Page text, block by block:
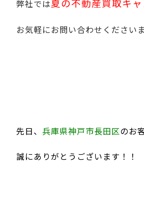
弊社では夏の不動産買取キ
お気軽にお問い合わせください
先日、 兵庫県神戸市長田区のお
誠にありがとうございます！！